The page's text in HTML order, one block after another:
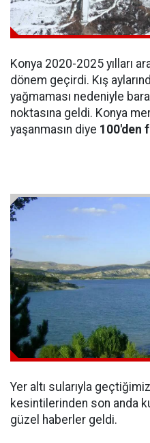
Konya 2020-2025 yılları
dönem geçirdi. Kış
yağmaması nedeniyle
noktasına geldi. Konya
yaşanmasın diye 100'den
Yer altı sularıyla
kesintilerinden son anda
güzel haberler geldi.